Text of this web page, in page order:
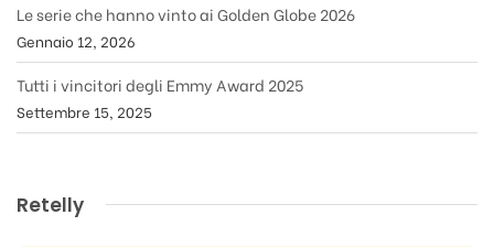
Le serie che hanno vinto ai Golden Globe 2026
Gennaio 12, 2026
Tutti i vincitori degli Emmy Award 2025
Settembre 15, 2025
Retelly